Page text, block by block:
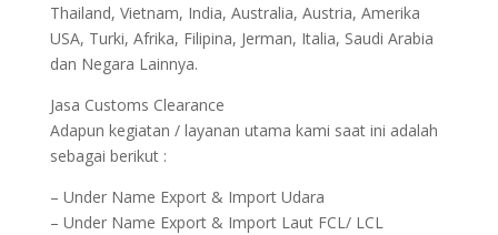
Thailand, Vietnam, India, Australia, Austria, Amerika
USA, Turki, Afrika, Filipina, Jerman, Italia, Saudi Arabia
dan Negara Lainnya.
Jasa Customs Clearance
Adapun kegiatan / layanan utama kami saat ini adalah
sebagai berikut :
– Under Name Export & Import Udara
– Under Name Export & Import Laut FCL/ LCL